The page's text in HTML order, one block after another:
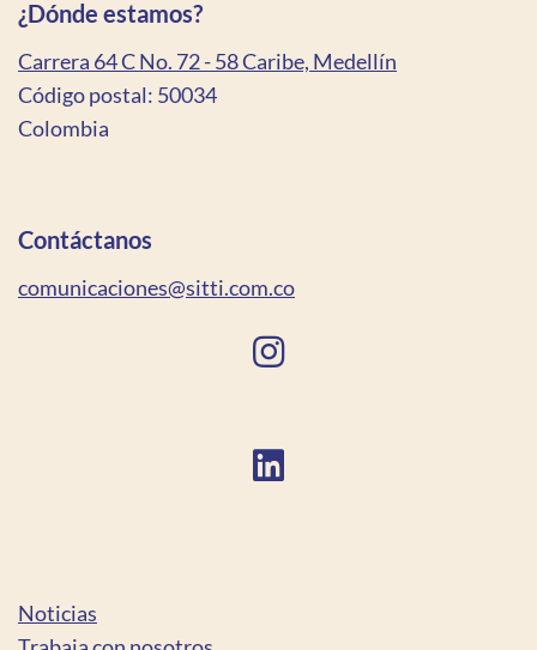
¿Dónde estamos?
Carrera 64 C No. 72 - 58 Caribe, Medellín
Código postal: 50034
Colombia
Contáctanos
comunicaciones@sitti.com.co
Noticias